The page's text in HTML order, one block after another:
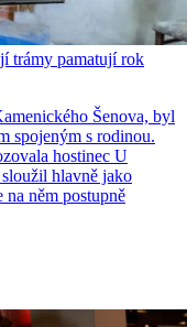
trámy pamatují rok
Šenova, byl
spojeným s rodinou.
hostinec U
hlavně jako
na něm postupně